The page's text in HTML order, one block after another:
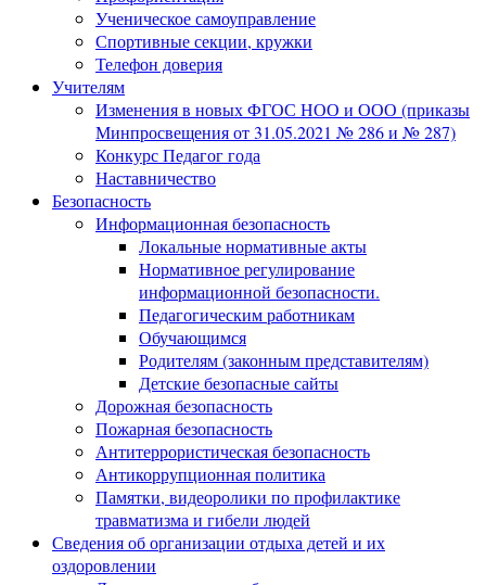
Ученическое самоуправление
Спортивные секции, кружки
Телефон доверия
Учителям
Изменения в новых ФГОС НОО и ООО (приказы
Минпросвещения от 31.05.2021 № 286 и № 287)
Конкурс Педагог года
Наставничество
Безопасность
Информационная безопасность
Локальные нормативные акты
Нормативное регулирование
информационной безопасности.
Педагогическим работникам
Обучающимся
Родителям (законным представителям)
Детские безопасные сайты
Дорожная безопасность
Пожарная безопасность
Антитеррористическая безопасность
Антикоррупционная политика
Памятки, видеоролики по профилактике
травматизма и гибели людей
Сведения об организации отдыха детей и их
оздоровлении